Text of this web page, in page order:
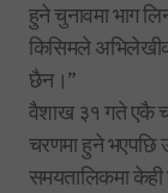
हुने चुनावमा भाग
किसिमले
छैन।”
वैशाख ३१ गते एकै
चरणमा हुने भएपछि
समयतालिकमा